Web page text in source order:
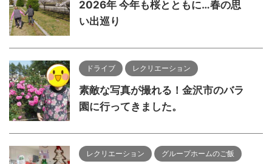
2026年 今年も桜とともに…春の思
い出巡り
ドライブ レクリエーション
素敵な写真が撮れる！金沢市のバラ
園に行ってきました。
レクリエーション グループホームのご飯